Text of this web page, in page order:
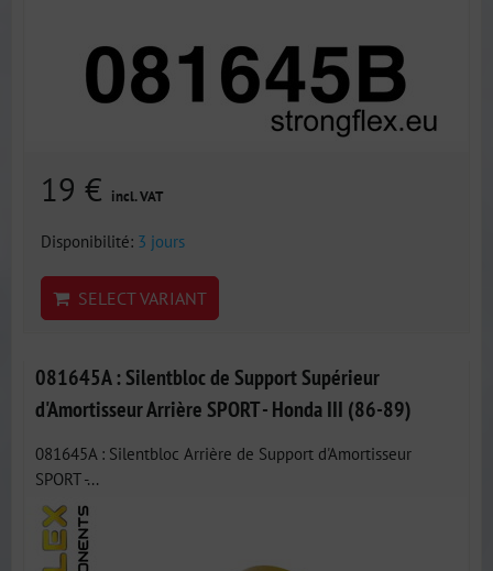
19 € incl. VAT
Disponibilité: 3 jours
SELECT VARIANT
081645A : Silentbloc de Support Supérieur
d'Amortisseur Arrière SPORT - Honda III (86-89)
081645A : Silentbloc Arrière de Support d'Amortisseur
SPORT -...